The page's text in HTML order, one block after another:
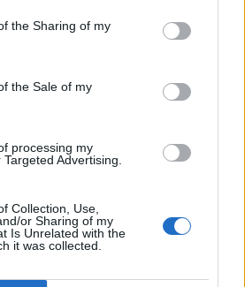
the Sharing of my
the Sale of my
processing my
Advertising.
Collection, Use,
or Sharing of my
Is Unrelated with the
it was collected.
Σρόιτερ: Ποζάρουν
στις Κυκλάδες – Το
σχόλιο για τη σχέση τους
Δανάη Μπακογιάννη: Η κόρη
του Κώστα Μπακογιάννη έκανε
Κατερίνα Καινούργιου: Η νέα
φωτογραφία της Ξένιας από